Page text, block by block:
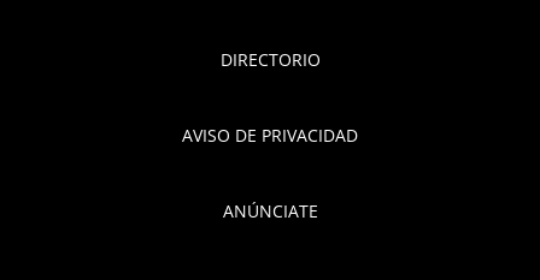
DIRECTORIO
AVISO DE PRIVACIDAD
ANÚNCIATE